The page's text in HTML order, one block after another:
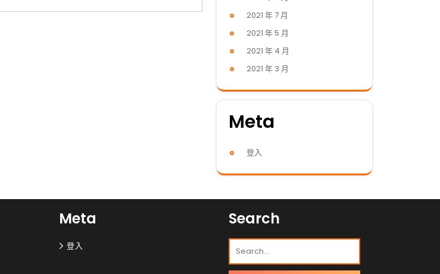
2021 年 7 月
2021 年 5 月
2021 年 4 月
2021 年 3 月
Meta
登入
Meta
登入
Search